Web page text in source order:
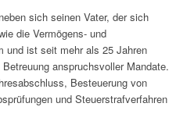
sich seinen Vater, der sich
die Vermögens- und
und ist seit mehr als 25 Jahren
anspruchsvoller Mandate.
Besteuerung von
und Steuerstrafverfahren